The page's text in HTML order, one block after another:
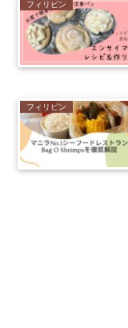
フィリピン
フィリピン